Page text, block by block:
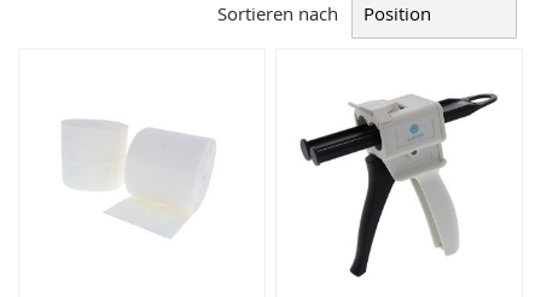
Sortieren nach